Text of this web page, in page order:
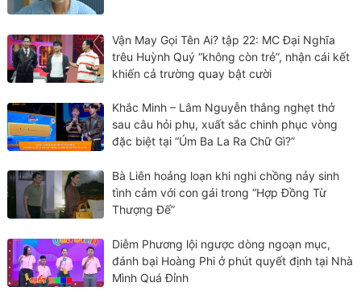
Vận May Gọi Tên Ai? tập 22: MC Đại Nghĩa
trêu Huỳnh Quý “không còn trẻ”, nhận cái kết
khiến cả trường quay bật cười
Khắc Minh – Lâm Nguyễn thắng nghẹt thở
sau câu hỏi phụ, xuất sắc chinh phục vòng
đặc biệt tại “Úm Ba La Ra Chữ Gì?”
Bà Liên hoảng loạn khi nghi chồng nảy sinh
tình cảm với con gái trong “Hợp Đồng Từ
Thượng Đế”
Diễm Phương lội ngược dòng ngoạn mục,
đánh bại Hoàng Phi ở phút quyết định tại Nhà
Mình Quá Đỉnh